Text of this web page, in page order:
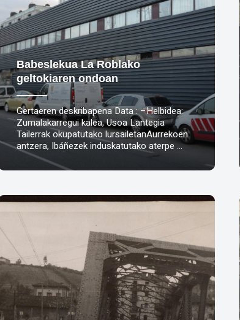
Babeslekua La Roblako
geltokiaren ondoan
Gertaeren deskribapena Data : –Helbidea:
Zumalakarregui kalea, Usoa Lantegia
Tailerrak okupatutako lursailetanAurrekoen
antzera, Ibáñezek induskatutako aterpe …